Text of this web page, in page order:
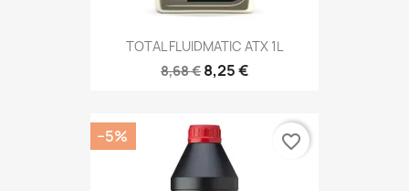
TOTAL FLUIDMATIC ATX 1L
8,68 € 8,25 €
−5% favorite_border